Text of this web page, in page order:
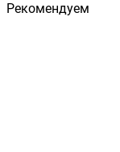
Рекомендуем